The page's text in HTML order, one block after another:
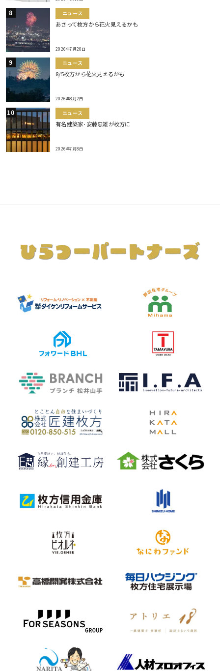
ニュース
あさって枚方から花火見えるかも
2026年7月20日
ニュース
8/5枚方から花火見えるかも
2026年8月2日
ニュース
有名建築家･安藤忠雄が枚方に
2026年7月8日